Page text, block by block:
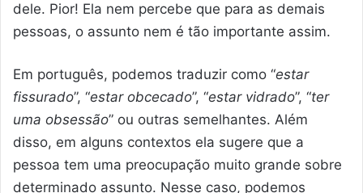
dele. Pior! Ela nem percebe que para as demais
pessoas, o assunto nem é tão importante assim.
Em português, podemos traduzir como “estar
fissurado”, “estar obcecado”, “estar vidrado”, “ter
uma obsessão” ou outras semelhantes. Além
disso, em alguns contextos ela sugere que a
pessoa tem uma preocupação muito grande sobre
determinado assunto. Nesse caso, podemos